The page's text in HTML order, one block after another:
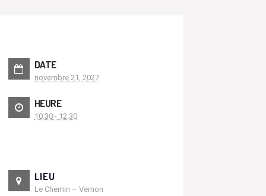
DATE
novembre 21, 2027
HEURE
10:30 - 12:30
LIEU
Le Chemin – Vernon